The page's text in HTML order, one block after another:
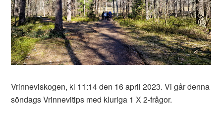
Vrinneviskogen, kl 11:14 den 16 april 2023. Vi går denna
söndags Vrinnevitips med kluriga 1 X 2-frågor.